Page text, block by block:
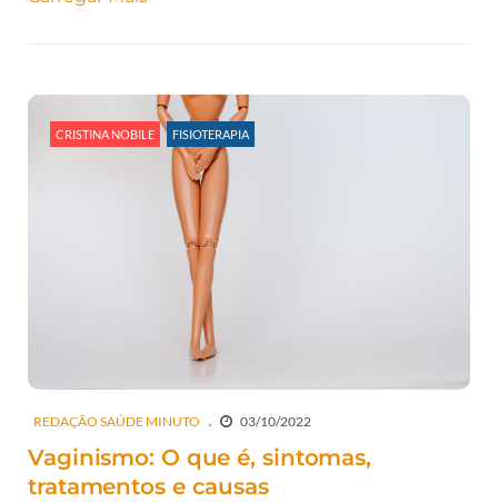
CRISTINA NOBILE FISIOTERAPIA
REDAÇÃO SAÚDE MINUTO 03/10/2022
Vaginismo: O que é, sintomas,
tratamentos e causas